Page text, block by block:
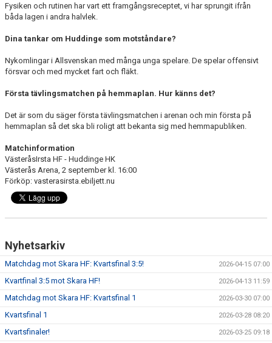
Fysiken och rutinen har vart ett framgångsreceptet, vi har sprungit ifrån
båda lagen i andra halvlek.
Dina tankar om Huddinge som motståndare?
Nykomlingar i Allsvenskan med många unga spelare. De spelar offensivt
försvar och med mycket fart och fläkt.
Första tävlingsmatchen på hemmaplan. Hur känns det?
Det är som du säger första tävlingsmatchen i arenan och min första på
hemmaplan så det ska bli roligt att bekanta sig med hemmapubliken.
Matchinformation
VästeråsIrsta HF - Huddinge HK
Västerås Arena, 2 september kl. 16:00
Förköp: vasterasirsta.ebiljett.nu
Nyhetsarkiv
Matchdag mot Skara HF: Kvartsfinal 3:5! 2026-04-15 07:00
Kvartfinal 3:5 mot Skara HF! 2026-04-13 11:59
Matchdag mot Skara HF: Kvartsfinal 1 2026-03-30 07:00
Kvartsfinal 1 2026-03-28 08:20
Kvartsfinaler! 2026-03-25 09:18